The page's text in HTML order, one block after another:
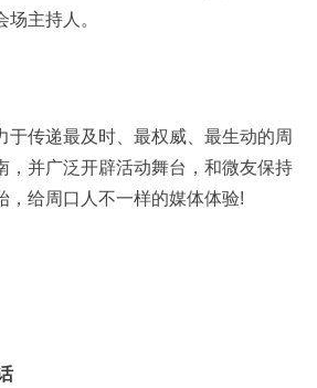
主持人。
于传递最及时、最权威、最生动的周
，并广泛开辟活动舞台，和微友保持
，给周口人不一样的媒体体验!